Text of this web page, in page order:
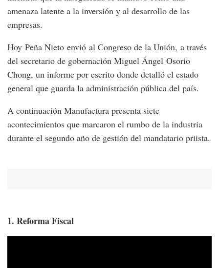
amenaza latente a la inversión y al desarrollo de las
empresas.
Hoy Peña Nieto envió al Congreso de la Unión, a través
del secretario de gobernación Miguel Ángel Osorio
Chong, un informe por escrito donde detalló el estado
general que guarda la administración pública del país.
A continuación Manufactura presenta siete
acontecimientos que marcaron el rumbo de la industria
durante el segundo año de gestión del mandatario priista.
1. Reforma Fiscal